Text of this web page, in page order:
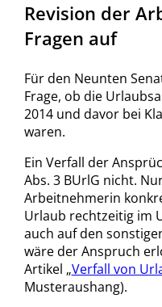
Revision der
Fragen auf
Für den Neunten
Frage, ob die
2014 und davor bei
waren.
Ein Verfall der
Abs. 3 BUrlG nicht.
Arbeitnehmerin
Urlaub rechtzeitig im
auch auf den
wäre der Anspruch
Artikel „Verfall von
Musteraushang).